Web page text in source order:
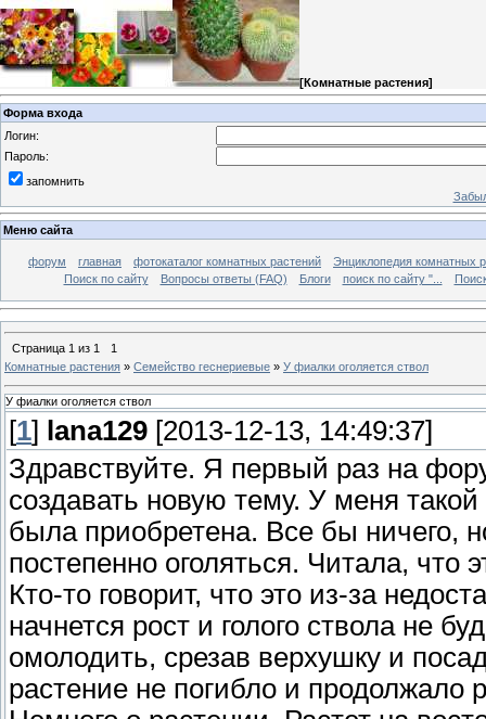
[Комнатные растения]
Форма входа
Логин:
Пароль:
запомнить
Меню сайта
форум главная фотокаталог комнатных растений
Энциклопедия комнатных
Поиск по сайту
Вопросы ответы (FAQ) Блоги поиск по сайту "...
Страница 1 из 1
1
Комнатные растения » Семейство геснериевые » У фиалки оголяется ствол
У фиалки оголяется ствол
[1] lana129 [2013-12-13, 14:49:37]
Здравствуйте. Я первый раз на
создавать новую тему. У меня
была приобретена. Все бы ничего,
постепенно оголяться. Читала, что
Кто-то говорит, что это из-за
начнется рост и голого ствола не
омолодить, срезав верхушку и
растение не погибло и продолжало